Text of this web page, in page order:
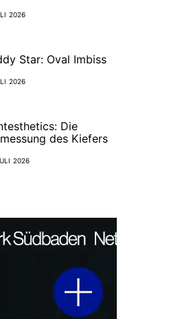
2026
Star: Oval Imbiss
2026
Die
des Kiefers
2026